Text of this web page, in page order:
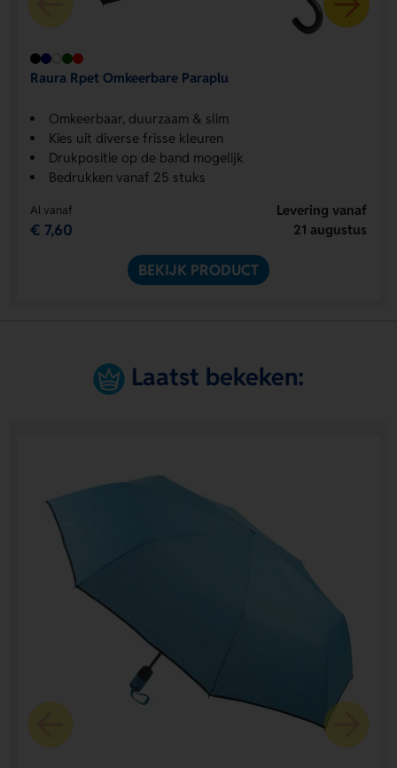
Raura Rpet Omkeerbare Paraplu
Omkeerbaar, duurzaam & slim
Kies uit diverse frisse kleuren
Drukpositie op de band mogelijk
Bedrukken vanaf 25 stuks
Al vanaf
€ 7,60
Levering vanaf
21 augustus
BEKIJK PRODUCT
Laatst bekeken: